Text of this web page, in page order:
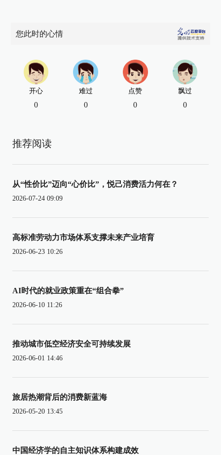
您此时的心情
开心
0
难过
0
点赞
0
飘过
0
推荐阅读
从“性价比”迈向“心价比”，悦己消费活力何在？
2026-07-24 09:09
高标准劳动力市场体系支撑未来产业培育
2026-06-23 10:26
AI时代的就业政策重在“组合拳”
2026-06-10 11:26
推动城市低空经济安全可持续发展
2026-06-01 14:46
旅居热潮背后的消费新蓝海
2026-05-20 13:45
中国经济学的自主知识体系构建成效